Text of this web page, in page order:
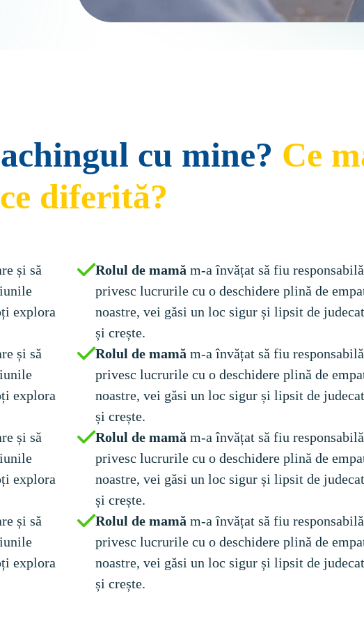
cu mine? Ce
diferită?
și să
explora
și să
explora
și să
explora
și să
explora
Rolul de mamă m-a învățat să fiu
privesc lucrurile cu o deschidere plină de
noastre, vei găsi un loc sigur și lipsit de
și crește.
Rolul de mamă m-a învățat să fiu
privesc lucrurile cu o deschidere plină de
noastre, vei găsi un loc sigur și lipsit de
și crește.
Rolul de mamă m-a învățat să fiu
privesc lucrurile cu o deschidere plină de
noastre, vei găsi un loc sigur și lipsit de
și crește.
Rolul de mamă m-a învățat să fiu
privesc lucrurile cu o deschidere plină de
noastre, vei găsi un loc sigur și lipsit de
și crește.